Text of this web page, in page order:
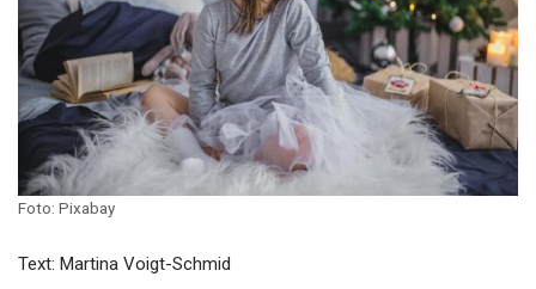
Foto: Pixabay
Text: Martina Voigt-Schmid